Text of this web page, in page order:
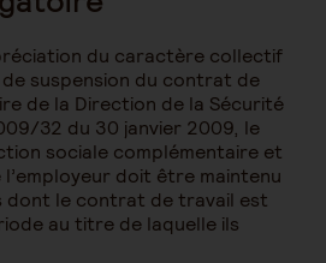
du caractère collectif
suspension du contrat de
de la Direction de la Sécurité
32 du 30 janvier 2009, le
sociale complémentaire et
doit être maintenu
dont le contrat de travail est
au titre de laquelle ils